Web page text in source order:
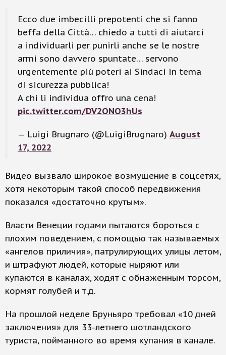
Ecco due imbecilli prepotenti che si fanno
beffa della Città… chiedo a tutti di aiutarci
a individuarli per punirli anche se le nostre
armi sono davvero spuntate… servono
urgentemente più poteri ai Sindaci in tema
di sicurezza pubblica!
A chi li individua offro una cena!
pic.twitter.com/DV2ONO3hUs
— Luigi Brugnaro (@LuigiBrugnaro) August
17, 2022
Видео вызвало широкое возмущение в соцсетях,
хотя некоторым такой способ передвижения
показался «достаточно крутым».
Власти Венеции годами пытаются бороться с
плохим поведением, с помощью так называемых
«ангелов приличия», патрулирующих улицы летом,
и штрафуют людей, которые ныряют или
купаются в каналах, ходят с обнаженным торсом,
кормят голубей и т.д.
На прошлой неделе Бруньяро требовал «10 дней
заключения» для 33-летнего шотландского
туриста, пойманного во время купания в канале.